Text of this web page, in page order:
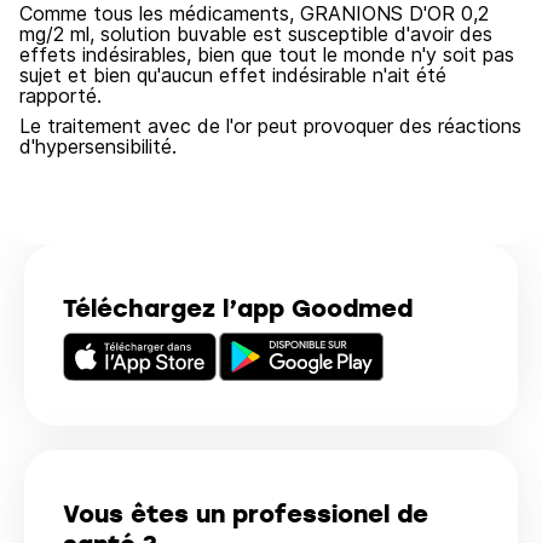
Téléchargez l’app Goodmed
Vous êtes un professionel de
Comme tous les médicaments, GRANIONS D'OR 0,2
mg/2 ml, solution buvable est susceptible d'avoir des
effets indésirables, bien que tout le monde n'y soit pas
sujet et bien qu'aucun effet indésirable n'ait été
rapporté.
Le traitement avec de l'or peut provoquer des réactions
d'hypersensibilité.